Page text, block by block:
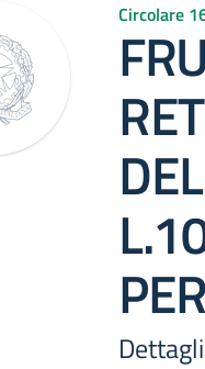
Circolare
Dettagli